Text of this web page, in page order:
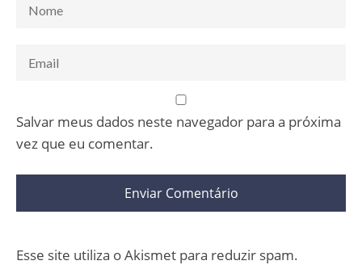
Salvar meus dados neste navegador para a próxima
vez que eu comentar.
Esse site utiliza o Akismet para reduzir spam.